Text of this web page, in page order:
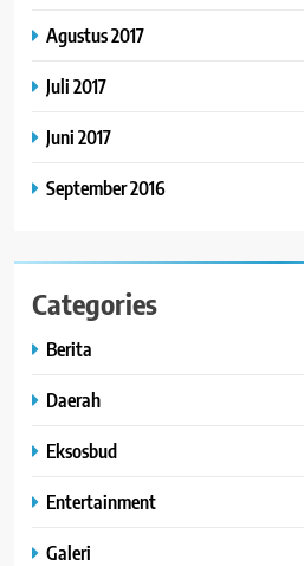
Agustus 2017
Juli 2017
Juni 2017
September 2016
Categories
Berita
Daerah
Eksosbud
Entertainment
Galeri